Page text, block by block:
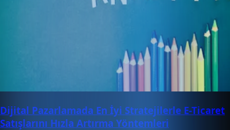
Dijital Pazarlamada En İyi Stratejilerle E-Ticaret
Satışlarını Hızla Artırma Yöntemleri